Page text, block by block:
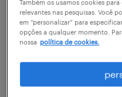
permanente
R$9,501 -
vaga postada em 16
Também os usamos cookies
relevantes nas pesquisas. Você
em “personalizar” para
opções a qualquer momento.
nossa política de cookies.